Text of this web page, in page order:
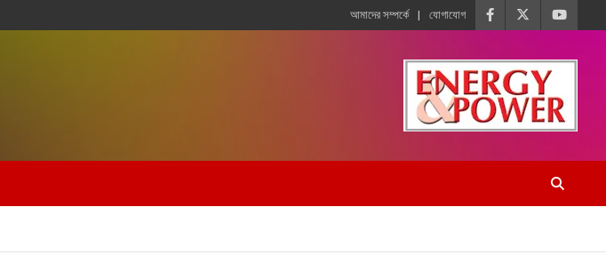
আমাদের সম্পর্কে যোগাযোগ